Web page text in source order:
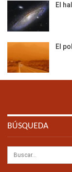
El
El
BÚSQUEDA